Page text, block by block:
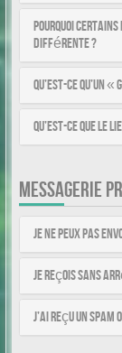
Pourquoi
différente ?
Qu’est-ce qu’un
Qu’est-ce que le
MESSAGERIE
Je ne peux pas
Je reçois sans
J’ai reçu un spam